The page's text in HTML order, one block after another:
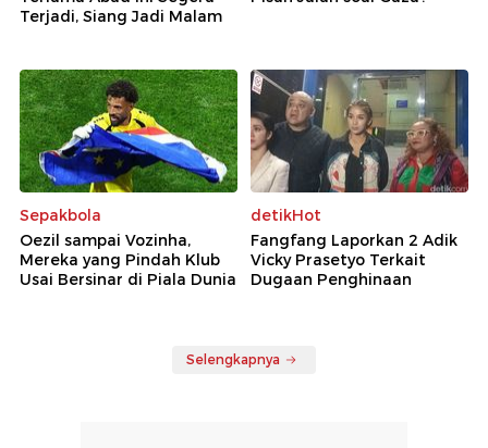
Terjadi, Siang Jadi Malam
Sepakbola
Oezil sampai Vozinha,
Mereka yang Pindah Klub
Usai Bersinar di Piala Dunia
detikHot
Fangfang Laporkan 2 Adik
Vicky Prasetyo Terkait
Dugaan Penghinaan
Selengkapnya